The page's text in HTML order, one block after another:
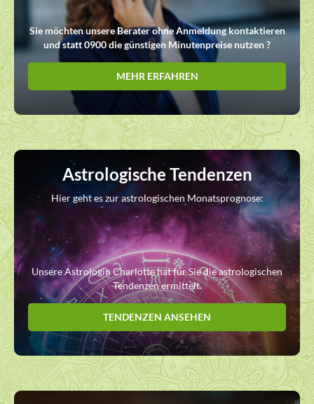
Sie möchten unsere Berater ohne Anmeldung kontaktieren
und statt 0900 die günstigen Minutenpreise nutzen ?
MEHR ERFAHREN
Astrologische Tendenzen
Hier geht es zur astrologischen Monatsprognose:
Unsere Astrologin Charlotte hat für Sie die astrologischen
Tendenzen ermittelt.
TENDENZEN ANSEHEN